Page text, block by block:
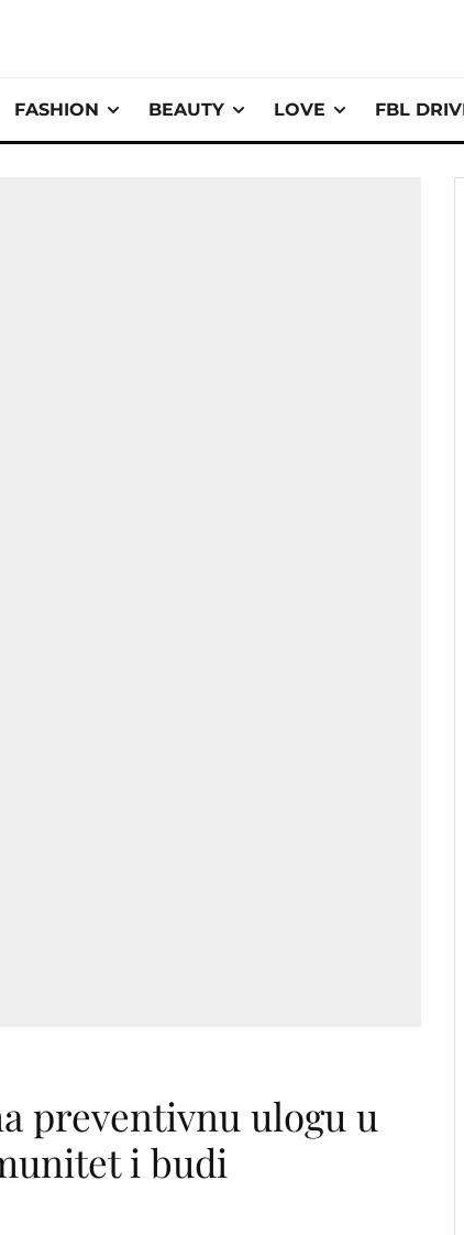
FASHION BEAUTY LOVE FBL
preventivnu ulogu u
i budi